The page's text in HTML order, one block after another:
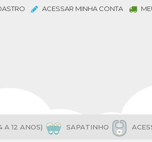
ACESSAR MINHA CONTA
A 12 ANOS) SAPATINHO